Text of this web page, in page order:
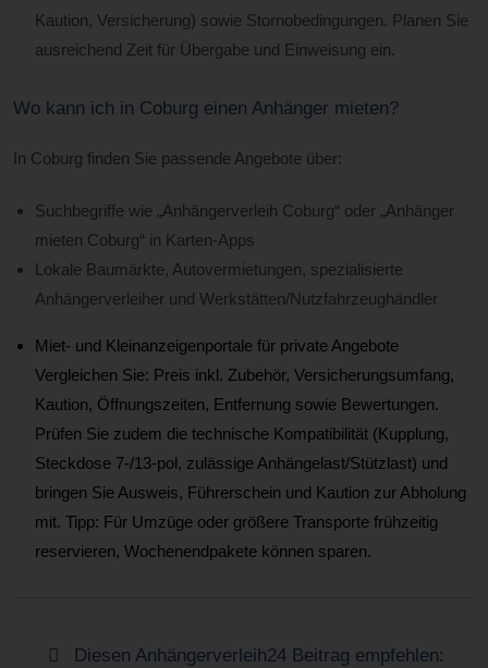
Kaution, Versicherung) sowie Stornobedingungen. Planen Sie
ausreichend Zeit für Übergabe und Einweisung ein.
Wo kann ich in Coburg einen Anhänger mieten?
In Coburg finden Sie passende Angebote über:
Suchbegriffe wie „Anhängerverleih Coburg“ oder „Anhänger
mieten Coburg“ in Karten-Apps
Lokale Baumärkte, Autovermietungen, spezialisierte
Anhängerverleiher und Werkstätten/Nutzfahrzeughändler
Miet- und Kleinanzeigenportale für private Angebote
Vergleichen Sie: Preis inkl. Zubehör, Versicherungsumfang,
Kaution, Öffnungszeiten, Entfernung sowie Bewertungen.
Prüfen Sie zudem die technische Kompatibilität (Kupplung,
Steckdose 7-/13-pol, zulässige Anhängelast/Stützlast) und
bringen Sie Ausweis, Führerschein und Kaution zur Abholung
mit. Tipp: Für Umzüge oder größere Transporte frühzeitig
reservieren, Wochenendpakete können sparen.
Diesen Anhängerverleih24 Beitrag empfehlen: